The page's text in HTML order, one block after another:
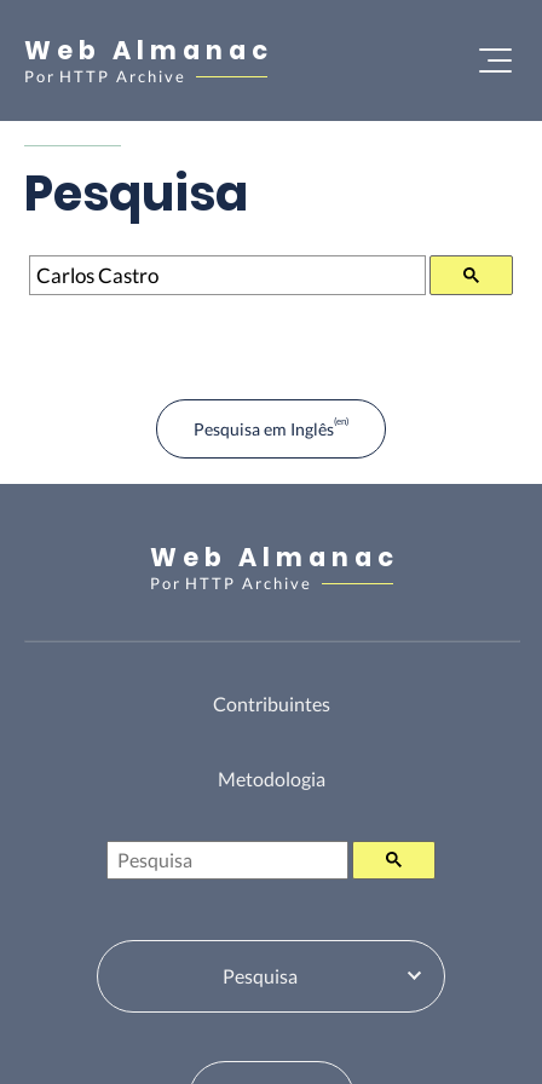
Web Almanac
Por HTTP Archive
Pesquisa
Pesquisa
Pesquisa em Inglês
Web Almanac
Por HTTP Archive
Contribuintes
Metodologia
Pesquisa
Selecione o Tabela de Conteúdos